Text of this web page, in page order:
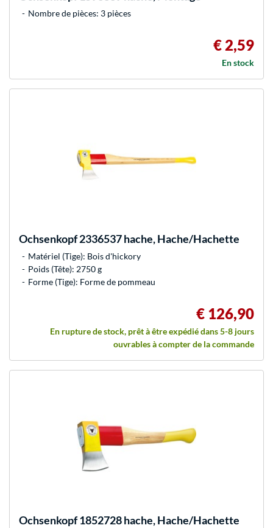
Nombre de pièces: 3 pièces
€ 2,59
En stock
Ochsenkopf2336537 hache, Hache/Hachette
Matériel (Tige): Bois d'hickory
Poids (Tête): 2750 g
Forme (Tige): Forme de pommeau
€ 126,90
En rupture de stock, prêt à être expédié dans 5-8 jours
ouvrables à compter de la commande
Ochsenkopf1852728 hache, Hache/Hachette